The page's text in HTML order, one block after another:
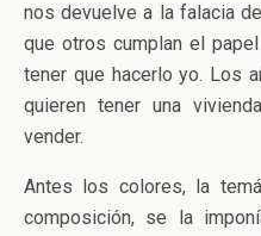
nos devuelve a la falacia
que otros cumplan el
tener que hacerlo yo. Los
quieren tener una
vender.
Antes los colores, la
composición, se la